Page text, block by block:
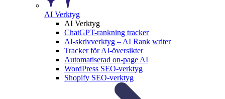
AI Verktyg
AI Verktyg
ChatGPT-rankning tracker
AI-skrivverktyg – AI Rank writer
Tracker för AI-översikter
Automatiserad on-page AI
WordPress SEO-verktyg
Shopify SEO-verktyg